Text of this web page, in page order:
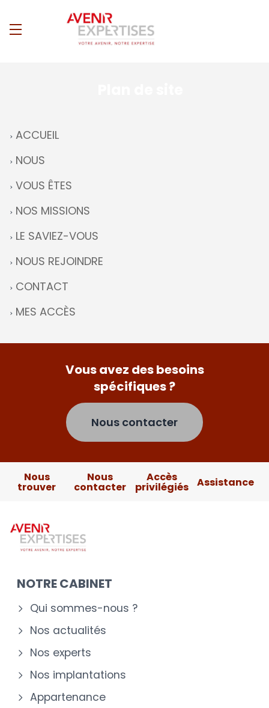
ACCUEIL
NOUS
VOUS ÊTES
NOS MISSIONS
LE SAVIEZ-VOUS
NOUS REJOINDRE
CONTACT
MES ACCÈS
Vous avez des besoins
spécifiques ?
Nous contacter
Nous
trouver
Nous
contacter
Accès
privilégiés Assistance
NOTRE CABINET
Qui sommes-nous ?
Nos actualités
Nos experts
Nos implantations
Appartenance